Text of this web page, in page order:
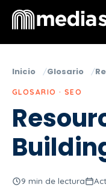
Inicio Glosario
GLOSARIO · SEO
9 min de lectura